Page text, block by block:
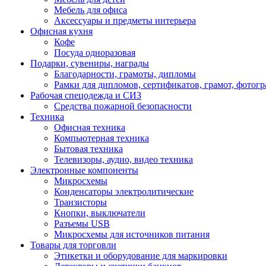
Мебель для офиса
Аксессуары и предметы интерьера
Офисная кухня
Кофе
Посуда одноразовая
Подарки, сувениры, награды
Благодарности, грамоты, дипломы
Рамки для дипломов, сертификатов, грамот,
Рабочая спецодежда и СИЗ
Средства пожарной безопасности
Техника
Офисная техника
Компьютерная техника
Бытовая техника
Телевизоры, аудио, видео техника
Электронные компоненты
Микросхемы
Конденсаторы электролитические
Транзисторы
Кнопки, выключатели
Разъемы USB
Микросхемы для источников питания
Товары для торговли
Этикетки и оборудование для маркировки